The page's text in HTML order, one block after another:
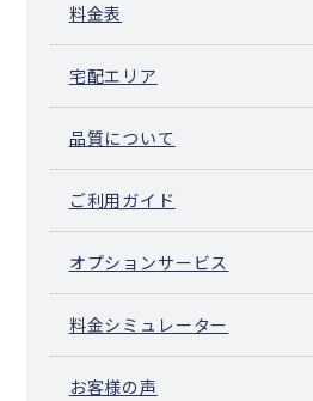
料金表
宅配エリア
品質について
ご利用ガイド
オプションサービス
料金シミュレーター
お客様の声